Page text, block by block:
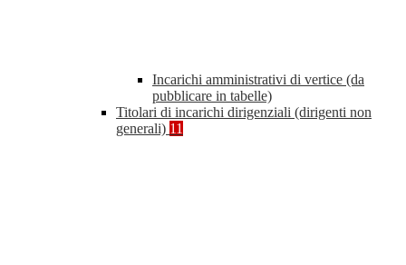
Incarichi amministrativi di vertice (da
pubblicare in tabelle)
Titolari di incarichi dirigenziali (dirigenti non
generali) 11